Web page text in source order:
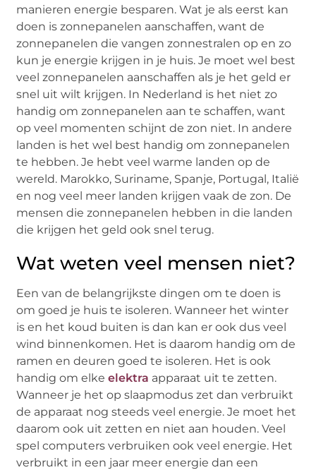
manieren energie besparen. Wat je als eerst kan
doen is zonnepanelen aanschaffen, want de
zonnepanelen die vangen zonnestralen op en zo
kun je energie krijgen in je huis. Je moet wel best
veel zonnepanelen aanschaffen als je het geld er
snel uit wilt krijgen. In Nederland is het niet zo
handig om zonnepanelen aan te schaffen, want
op veel momenten schijnt de zon niet. In andere
landen is het wel best handig om zonnepanelen
te hebben. Je hebt veel warme landen op de
wereld. Marokko, Suriname, Spanje, Portugal, Italië
en nog veel meer landen krijgen vaak de zon. De
mensen die zonnepanelen hebben in die landen
die krijgen het geld ook snel terug.
Wat weten veel mensen niet?
Een van de belangrijkste dingen om te doen is
om goed je huis te isoleren. Wanneer het winter
is en het koud buiten is dan kan er ook dus veel
wind binnenkomen. Het is daarom handig om de
ramen en deuren goed te isoleren. Het is ook
handig om elkeelektra apparaat uit te zetten.
Wanneer je het op slaapmodus zet dan verbruikt
de apparaat nog steeds veel energie. Je moet het
daarom ook uit zetten en niet aan houden. Veel
spel computers verbruiken ook veel energie. Het
verbruikt in een jaar meer energie dan een